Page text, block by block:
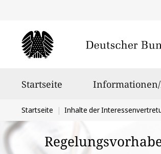
Startseite
Sie
befinden
sich
Startseite Inhalte der